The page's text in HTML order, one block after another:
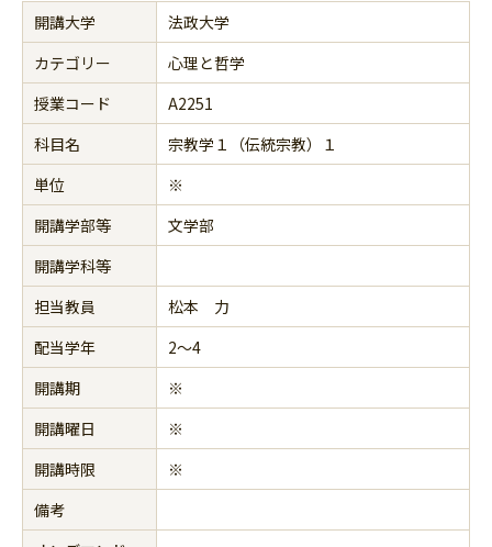
開講大学
法政大学
カテゴリー
心理と哲学
授業コード
A2251
科目名
宗教学１（伝統宗教）１
単位
※
開講学部等
文学部
開講学科等
担当教員
松本 力
配当学年
2～4
開講期
※
開講曜日
※
開講時限
※
備考